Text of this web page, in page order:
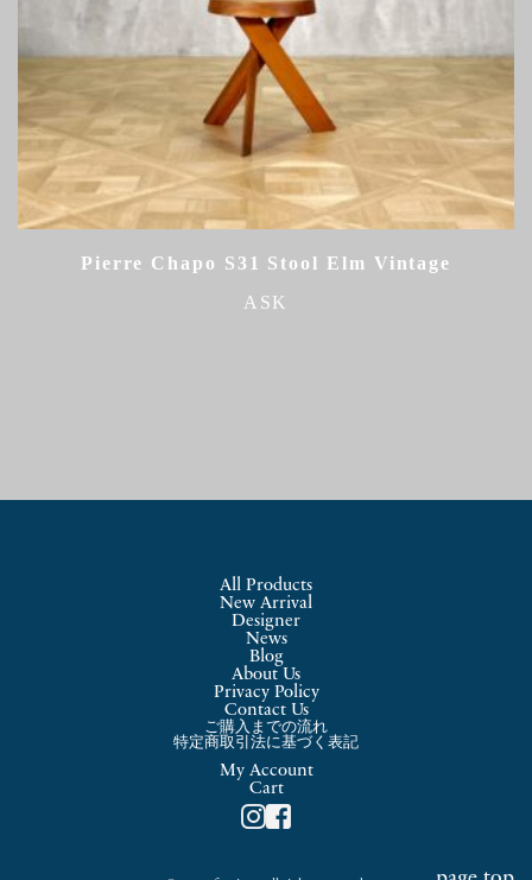
Pierre Chapo S31 Stool Elm Vintage
ASK
All Products
New Arrival
Designer
News
Blog
About Us
Privacy Policy
Contact Us
ご購入までの流れ
特定商取引法に基づく表記
My Account
Cart